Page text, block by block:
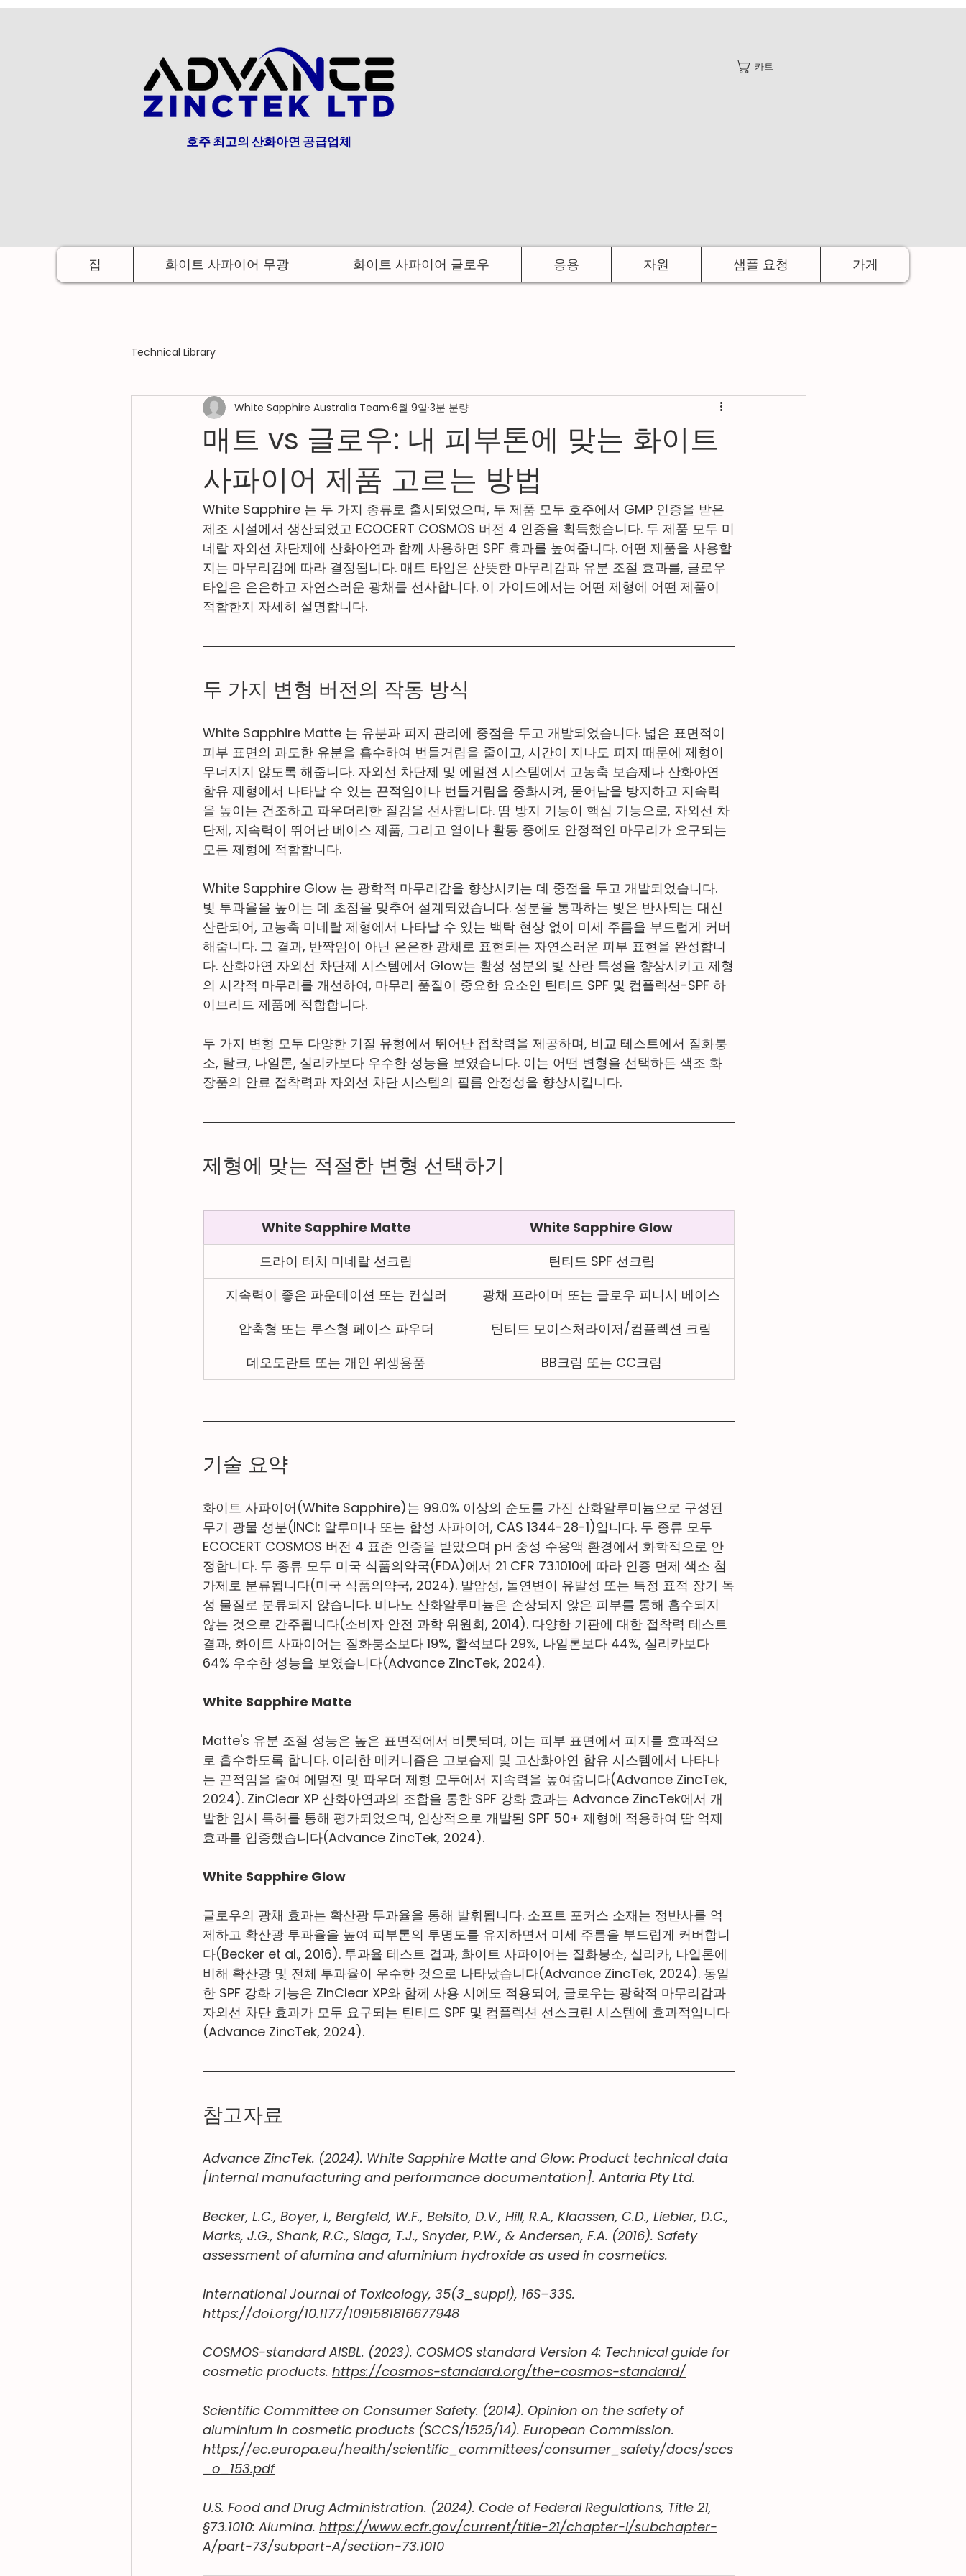
호주 최고의 산화아연 공급업체
카트
집 화이트 사파이어 무광 화이트 사파이어 글로우 응용 자원 샘플 요청 가게
Technical Library
매트 vs 글로우: 내 피부톤에 맞는 화이트
사파이어 제품 고르는 방법
White Sapphire Australia Team 6월 9일 3분 분량
White Sapphire 는 두 가지 종류로 출시되었으며, 두 제품 모두 호주에서 GMP 인증을 받은
제조 시설에서 생산되었고 ECOCERT COSMOS 버전 4 인증을 획득했습니다. 두 제품 모두 미
네랄 자외선 차단제에 산화아연과 함께 사용하면 SPF 효과를 높여줍니다. 어떤 제품을 사용할
지는 마무리감에 따라 결정됩니다. 매트 타입은 산뜻한 마무리감과 유분 조절 효과를, 글로우
타입은 은은하고 자연스러운 광채를 선사합니다. 이 가이드에서는 어떤 제형에 어떤 제품이
적합한지 자세히 설명합니다.
두 가지 변형 버전의 작동 방식
White Sapphire Matte 는 유분과 피지 관리에 중점을 두고 개발되었습니다. 넓은 표면적이
피부 표면의 과도한 유분을 흡수하여 번들거림을 줄이고, 시간이 지나도 피지 때문에 제형이
무너지지 않도록 해줍니다. 자외선 차단제 및 에멀젼 시스템에서 고농축 보습제나 산화아연
함유 제형에서 나타날 수 있는 끈적임이나 번들거림을 중화시켜, 묻어남을 방지하고 지속력
을 높이는 건조하고 파우더리한 질감을 선사합니다. 땀 방지 기능이 핵심 기능으로, 자외선 차
단제, 지속력이 뛰어난 베이스 제품, 그리고 열이나 활동 중에도 안정적인 마무리가 요구되는
모든 제형에 적합합니다.
White Sapphire Glow 는 광학적 마무리감을 향상시키는 데 중점을 두고 개발되었습니다.
빛 투과율을 높이는 데 초점을 맞추어 설계되었습니다. 성분을 통과하는 빛은 반사되는 대신
산란되어, 고농축 미네랄 제형에서 나타날 수 있는 백탁 현상 없이 미세 주름을 부드럽게 커버
해줍니다. 그 결과, 반짝임이 아닌 은은한 광채로 표현되는 자연스러운 피부 표현을 완성합니
다. 산화아연 자외선 차단제 시스템에서 Glow는 활성 성분의 빛 산란 특성을 향상시키고 제형
의 시각적 마무리를 개선하여, 마무리 품질이 중요한 요소인 틴티드 SPF 및 컴플렉션-SPF 하
이브리드 제품에 적합합니다.
두 가지 변형 모두 다양한 기질 유형에서 뛰어난 접착력을 제공하며, 비교 테스트에서 질화붕
소, 탈크, 나일론, 실리카보다 우수한 성능을 보였습니다. 이는 어떤 변형을 선택하든 색조 화
장품의 안료 접착력과 자외선 차단 시스템의 필름 안정성을 향상시킵니다.
제형에 맞는 적절한 변형 선택하기
White Sapphire Matte
White Sapphire Glow
드라이 터치 미네랄 선크림
틴티드 SPF 선크림
지속력이 좋은 파운데이션 또는 컨실러
광채 프라이머 또는 글로우 피니시 베이스
압축형 또는 루스형 페이스 파우더
틴티드 모이스처라이저/컴플렉션 크림
데오도란트 또는 개인 위생용품
BB크림 또는 CC크림
기술 요약
화이트 사파이어(White Sapphire)는 99.0% 이상의 순도를 가진 산화알루미늄으로 구성된
무기 광물 성분(INCI: 알루미나 또는 합성 사파이어, CAS 1344-28-1)입니다. 두 종류 모두
ECOCERT COSMOS 버전 4 표준 인증을 받았으며 pH 중성 수용액 환경에서 화학적으로 안
정합니다. 두 종류 모두 미국 식품의약국(FDA)에서 21 CFR 73.1010에 따라 인증 면제 색소 첨
가제로 분류됩니다(미국 식품의약국, 2024). 발암성, 돌연변이 유발성 또는 특정 표적 장기 독
성 물질로 분류되지 않습니다. 비나노 산화알루미늄은 손상되지 않은 피부를 통해 흡수되지
않는 것으로 간주됩니다(소비자 안전 과학 위원회, 2014). 다양한 기판에 대한 접착력 테스트
결과, 화이트 사파이어는 질화붕소보다 19%, 활석보다 29%, 나일론보다 44%, 실리카보다
64% 우수한 성능을 보였습니다(Advance ZincTek, 2024).
White Sapphire Matte
Matte's 유분 조절 성능은 높은 표면적에서 비롯되며, 이는 피부 표면에서 피지를 효과적으
로 흡수하도록 합니다. 이러한 메커니즘은 고보습제 및 고산화아연 함유 시스템에서 나타나
는 끈적임을 줄여 에멀젼 및 파우더 제형 모두에서 지속력을 높여줍니다(Advance ZincTek,
2024). ZinClear XP 산화아연과의 조합을 통한 SPF 강화 효과는 Advance ZincTek에서 개
발한 임시 특허를 통해 평가되었으며, 임상적으로 개발된 SPF 50+ 제형에 적용하여 땀 억제
효과를 입증했습니다(Advance ZincTek, 2024).
White Sapphire Glow
글로우의 광채 효과는 확산광 투과율을 통해 발휘됩니다. 소프트 포커스 소재는 정반사를 억
제하고 확산광 투과율을 높여 피부톤의 투명도를 유지하면서 미세 주름을 부드럽게 커버합니
다(Becker et al., 2016). 투과율 테스트 결과, 화이트 사파이어는 질화붕소, 실리카, 나일론에
비해 확산광 및 전체 투과율이 우수한 것으로 나타났습니다(Advance ZincTek, 2024). 동일
한 SPF 강화 기능은 ZinClear XP와 함께 사용 시에도 적용되어, 글로우는 광학적 마무리감과
자외선 차단 효과가 모두 요구되는 틴티드 SPF 및 컴플렉션 선스크린 시스템에 효과적입니다
(Advance ZincTek, 2024).
참고자료
Advance ZincTek. (2024). White Sapphire Matte and Glow: Product technical data
[Internal manufacturing and performance documentation]. Antaria Pty Ltd.
Becker, L.C., Boyer, I., Bergfeld, W.F., Belsito, D.V., Hill, R.A., Klaassen, C.D., Liebler, D.C.,
Marks, J.G., Shank, R.C., Slaga, T.J., Snyder, P.W., & Andersen, F.A. (2016). Safety
assessment of alumina and aluminium hydroxide as used in cosmetics.
International Journal of Toxicology, 35(3_suppl), 16S–33S.
https://doi.org/10.1177/1091581816677948
COSMOS-standard AISBL. (2023). COSMOS standard Version 4: Technical guide for
cosmetic products. https://cosmos-standard.org/the-cosmos-standard/
Scientific Committee on Consumer Safety. (2014). Opinion on the safety of
aluminium in cosmetic products (SCCS/1525/14). European Commission.
https://ec.europa.eu/health/scientific_committees/consumer_safety/docs/sccs
_o_153.pdf
U.S. Food and Drug Administration. (2024). Code of Federal Regulations, Title 21,
§73.1010: Alumina. https://www.ecfr.gov/current/title-21/chapter-I/subchapter-
A/part-73/subpart-A/section-73.1010